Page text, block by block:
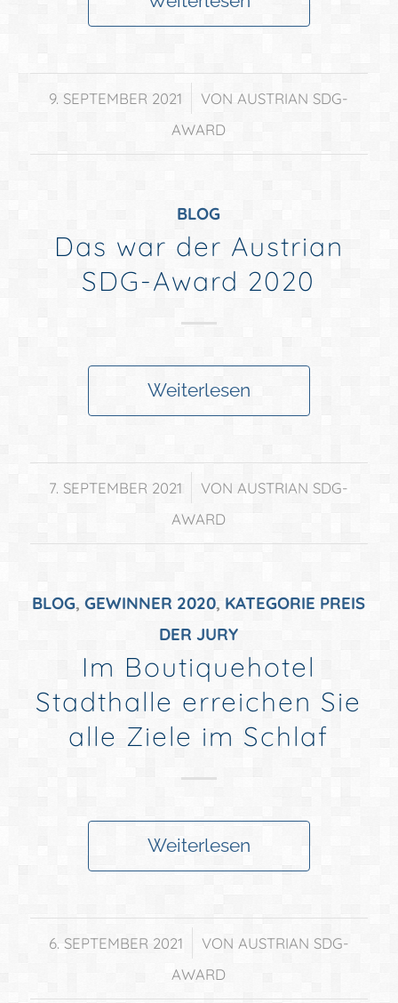
9. SEPTEMBER 2021
/ VONAUSTRIAN SDG-
AWARD
BLOG
Das war der Austrian
SDG-Award 2020
Weiterlesen
7. SEPTEMBER 2021
/ VON AUSTRIAN SDG-
AWARD
BLOG,GEWINNER 2020, KATEGORIE PREIS
DER JURY
Im Boutiquehotel
Stadthalle erreichen Sie
alle Ziele im Schlaf
Weiterlesen
6. SEPTEMBER 2021
/ VON AUSTRIAN SDG-
AWARD